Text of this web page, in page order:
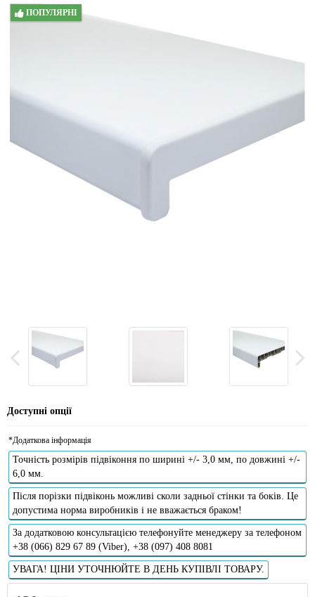
ПОПУЛЯРНІ
Доступні опції
*Додаткова інформація
Точність розмірів підвіконня по ширині +/- 3,0 мм, по довжині +/-
6,0 мм.
Після порізки підвіконь можливі сколи задньої стінки та боків. Це
допустима норма виробників і не вважається браком!
За додатковою консультацією телефонуйте менеджеру за телефоном
+38 (066) 829 67 89 (Viber), +38 (097) 408 8081
УВАГА! ЦІНИ УТОЧНЮЙТЕ В ДЕНЬ КУПІВЛІ ТОВАРУ.